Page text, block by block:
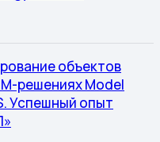
объектов
решениях Model
Успешный опыт